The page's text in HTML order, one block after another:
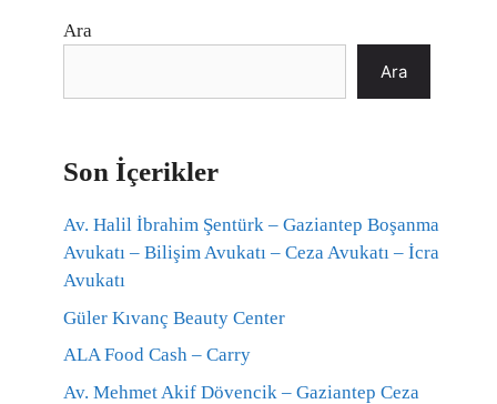
Ara
Ara
Son İçerikler
Av. Halil İbrahim Şentürk – Gaziantep Boşanma
Avukatı – Bilişim Avukatı – Ceza Avukatı – İcra
Avukatı
Güler Kıvanç Beauty Center
ALA Food Cash – Carry
Av. Mehmet Akif Dövencik – Gaziantep Ceza